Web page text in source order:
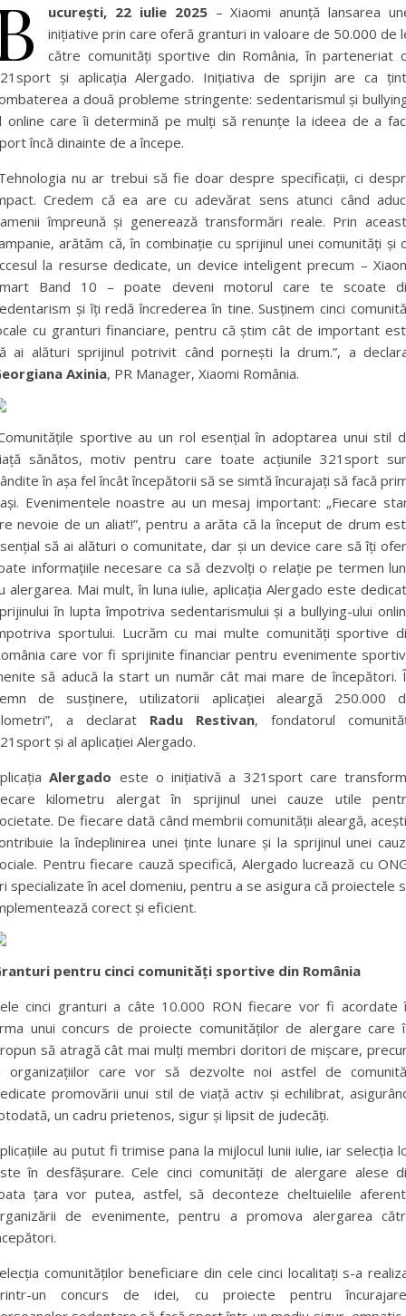
ucurești, 22 iulie 2025– Xiaomi anunță lansarea
inițiative prin care oferă granturi in valoare de 50.000 de
către comunități sportive din România, în parteneriat
și aplicația Alergado. Inițiativa de sprijin are ca
a două probleme stringente: sedentarismul și
online care îi determină pe mulți să renunțe la ideea de a
încă dinainte de a începe.
nu ar trebui să fie doar despre specificații, ci
Credem că ea are cu adevărat sens atunci când
împreună și generează transformări reale. Prin
arătăm că, în combinație cu sprijinul unei comunități și
la resurse dedicate, un device inteligent precum –
Band 10 – poate deveni motorul care te scoate
și îți redă încrederea în tine. Susținem cinci
cu granturi financiare, pentru că știm cât de important
ai alături sprijinul potrivit când pornești la drum.”, a
Axinia, PR Manager, Xiaomi România.
sportive au un rol esențial în adoptarea unui stil
sănătos, motiv pentru care toate acțiunile 321sport
în așa fel încât începătorii să se simtă încurajați să facă
Evenimentele noastre au un mesaj important: „Fiecare
nevoie de un aliat!”, pentru a arăta că la început de drum
să ai alături o comunitate, dar și un device care să îți
informațiile necesare ca să dezvolți o relație pe termen
alergarea. Mai mult, în luna iulie, aplicația Alergado este
în lupta împotriva sedentarismului și a bullying-ului
sportului. Lucrăm cu mai multe comunități sportive
care vor fi sprijinite financiar pentru evenimente
să aducă la start un număr cât mai mare de începători.
de susținere, utilizatorii aplicației aleargă 250.000
a declarat Radu Restivan, fondatorul
și al aplicației Alergado.
Alergado este o inițiativă a 321sport care
kilometru alergat în sprijinul unei cauze utile
De fiecare dată când membrii comunității aleargă,
la îndeplinirea unei ținte lunare și la sprijinul unei
Pentru fiecare cauză specifică, Alergado lucrează cu
specializate în acel domeniu, pentru a se asigura că proiectele
corect și eficient.
pentru cinci comunități sportive din România
cinci granturi a câte 10.000 RON fiecare vor fi acordate
unui concurs de proiecte comunităților de alergare care
să atragă cât mai mulți membri doritori de mișcare,
organizațiilor care vor să dezvolte noi astfel de
promovării unui stil de viață activ și echilibrat,
un cadru prietenos, sigur și lipsit de judecăți.
au putut fi trimise pana la mijlocul lunii iulie, iar selecția
în desfășurare. Cele cinci comunități de alergare alese
țara vor putea, astfel, să deconteze cheltuielile
de evenimente, pentru a promova alergarea
comunităților beneficiare din cele cinci localitați s-a
un concurs de idei, cu proiecte pentru